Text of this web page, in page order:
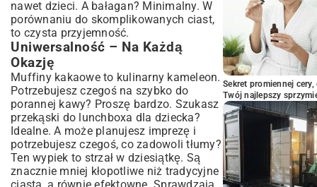
Kakaowe na Wyciągnięcie Ręki
nawet dzieci. A bałagan? Minimalny. W
porównaniu do skomplikowanych ciast,
to czysta przyjemność.
Uniwersalność – Na Każdą
Okazję
Muffiny kakaowe to kulinarny kameleon.
Potrzebujesz czegoś na szybko do
porannej kawy? Proszę bardzo. Szukasz
przekąski do lunchboxa dla dziecka?
Idealne. A może planujesz imprezę i
potrzebujesz czegoś, co zadowoli tłumy?
Ten wypiek to strzał w dziesiątkę. Są
znacznie mniej kłopotliwe niż tradycyjne
Sekret promiennej
Twój najlepszy